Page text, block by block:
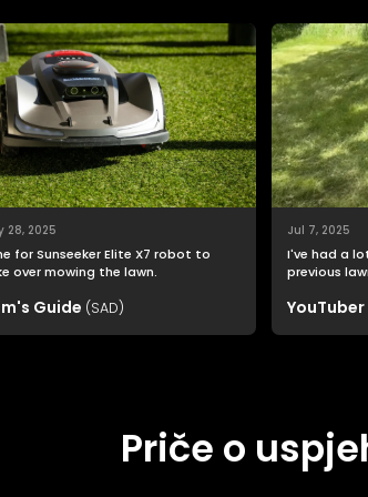
28, 2025
for Sunseeker Elite X7 robot to
over mowing the lawn.
Guide (SAD)
Jul 7, 2025
I've had a
previous lawn
setup than I
Priče o